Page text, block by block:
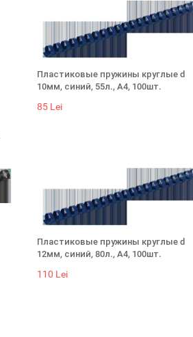
Пластиковые пружины круглые d
10мм, синий, 55л., А4, 100шт.
85 Lei
Пластиковые пружины круглые d
12мм, синий, 80л., А4, 100шт.
110 Lei